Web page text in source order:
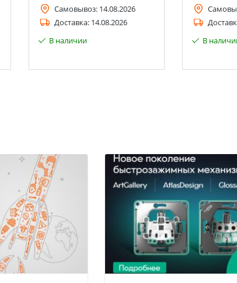
Самовывоз: 14.08.2026
Доставка: 14.08.2026
В наличии
В